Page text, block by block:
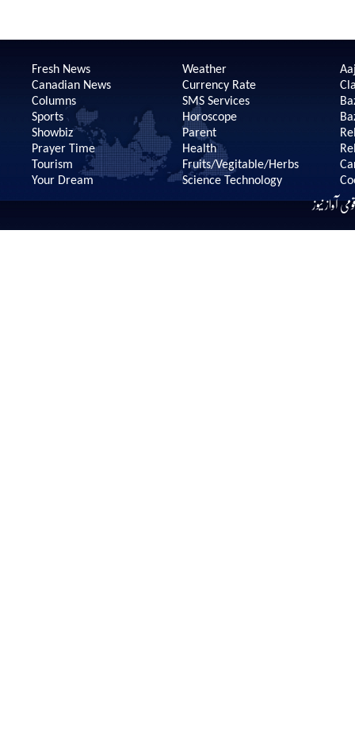
Fresh News
Canadian News
Columns
Sports
Showbiz
Prayer Time
Tourism
Your Dream
Weather
Currency Rate
SMS Services
Horoscope
Parent
Health
Fruits/Vegitable/Herbs
Science Technology